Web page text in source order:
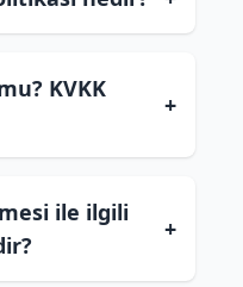
KVKK
+
ile ilgili
+